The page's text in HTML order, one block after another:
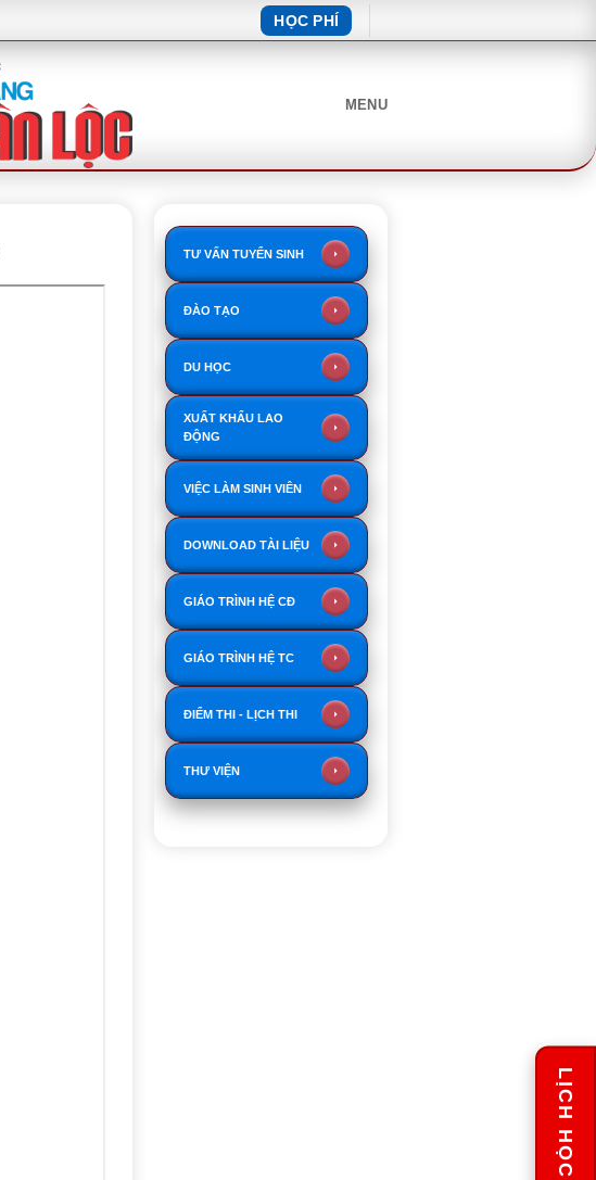
HỌC PHÍ
MENU
TƯ VẤN TUYỂN SINH
ĐÀO TẠO
DU HỌC
XUẤT KHẨU LAO
ĐỘNG
VIỆC LÀM SINH VIÊN
DOWNLOAD TÀI LIỆU
GIÁO TRÌNH HỆ CĐ
GIÁO TRÌNH HỆ TC
ĐIỂM THI - LỊCH THI
THƯ VIỆN
LỊCH HỌC